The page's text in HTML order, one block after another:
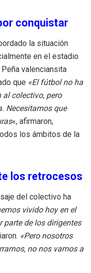
conquistar
la situación
en el estadio
valenciansita
que «El fútbol no ha
colectivo, pero
Necesitamos que
«, afirmaron,
los ámbitos de la
los retrocesos
del colectivo ha
vivido hoy en el
parte de los dirigentes
«Pero nosotros
no nos vamos a